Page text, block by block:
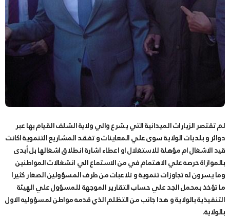
لم تقتصر الزيارات الميدانية التي يشرع والي ولاية الشلف القيام بها عبر
دوائر و بلديات الولاية سوى علي المعاينات و تفقد المشاريع التنموية اكانت
قيد الاشغال ام مؤهلة للاستغلال او اعطاء اشارة انطلاق اشغالها بل أبدى
بالموازاة حرصه علي الاهتمام في من الاستماع الي انشغالات المواطنين
وما يسرون له تجاوزات تنموية و تلاعبات من طرف المسؤولين الصغار كثيرا
ما تؤخذ بمحمل الجد علي حساب التقارير الموجهة للمسؤول علي الهيئة
التنفيذية بالولاية و هدا جانب من التظلم الذي قدمه مواطن لمسؤوليه الاول
بالولاية.